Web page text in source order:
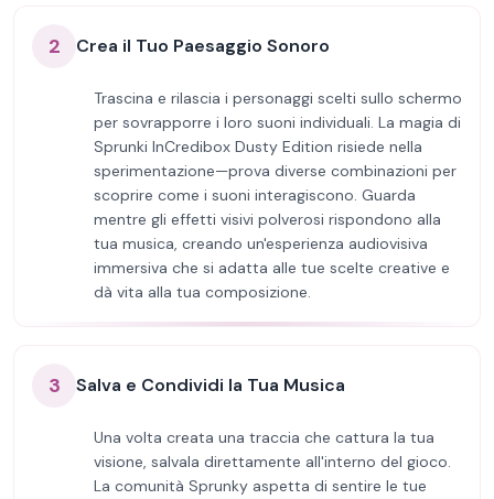
2 Crea il Tuo Paesaggio Sonoro
Trascina e rilascia i personaggi scelti sullo schermo
per sovrapporre i loro suoni individuali. La magia di
Sprunki InCredibox Dusty Edition risiede nella
sperimentazione—prova diverse combinazioni per
scoprire come i suoni interagiscono. Guarda
mentre gli effetti visivi polverosi rispondono alla
tua musica, creando un'esperienza audiovisiva
immersiva che si adatta alle tue scelte creative e
dà vita alla tua composizione.
3 Salva e Condividi la Tua Musica
Una volta creata una traccia che cattura la tua
visione, salvala direttamente all'interno del gioco.
La comunità Sprunky aspetta di sentire le tue